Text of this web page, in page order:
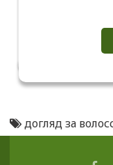
догляд за